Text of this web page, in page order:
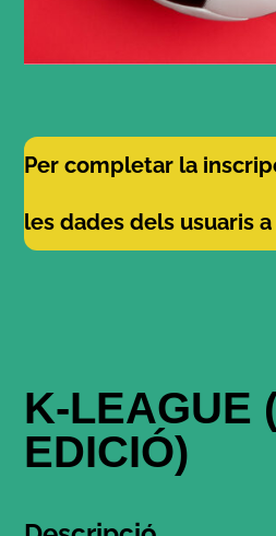
Per completar la
les dades dels usuaris a
K-LEAGUE
EDICIÓ)